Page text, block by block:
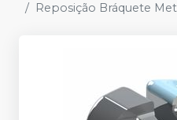
Reposição Bráquete